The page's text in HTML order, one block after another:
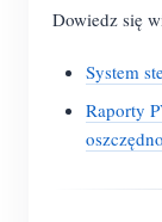
Dowiedz się
System
Raporty